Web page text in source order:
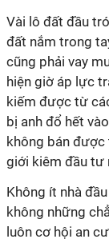
Vài lô đất đầu
đất nắm trong
cũng phải vay
hiện giờ áp lực
kiếm được từ
bị anh đổ hết
không bán được
giới kiêm đầu tư
Không ít nhà
không những
luôn cơ hội an